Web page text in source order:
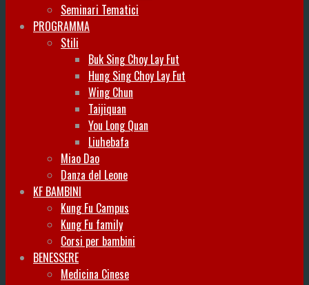
Seminari Tematici
PROGRAMMA
Stili
Buk Sing Choy Lay Fut
Hung Sing Choy Lay Fut
Wing Chun
Taijiquan
You Long Quan
Liuhebafa
Miao Dao
Danza del Leone
KF BAMBINI
Kung Fu Campus
Kung Fu family
Corsi per bambini
BENESSERE
Medicina Cinese